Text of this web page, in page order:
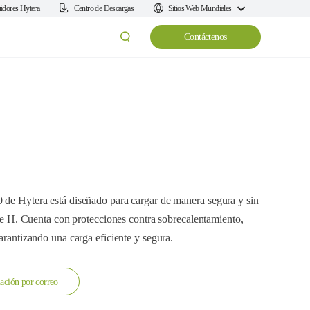
Hytera Centro de Descargas Sitios Web Mundiales
Contáctenos
Hytera está diseñado para cargar de manera segura y sin
H. Cuenta con protecciones contra sobrecalentamiento,
una carga eficiente y segura.
por correo